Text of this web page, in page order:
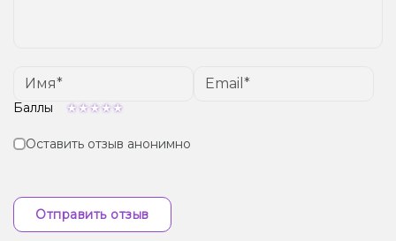
Баллы
Оставить отзыв анонимно
Отправить отзыв